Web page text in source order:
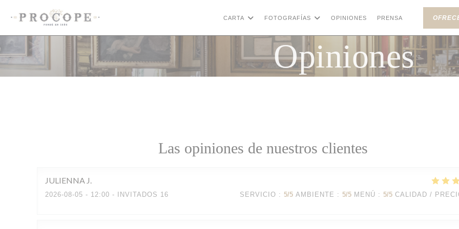
Personalización de sus opciones de cookies
CARTA FOTOGRAFÍAS OPINIONES
PRENSA
Opiniones
Las opiniones de nuestros clientes
JULIENNA J
2026-08-05 - 12:00 - INVITADOS 16 SERVICIO : 5/5 AMBIENTE : 5/5 MENÚ : 5/5 CALIDAD /